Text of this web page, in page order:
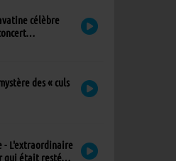
célèbre
des « culs
- L'extraordinaire
qui était resté